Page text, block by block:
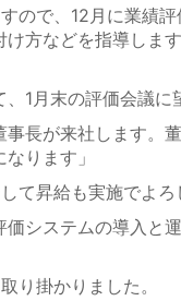
ので、12月に業績
方などを指導しま
、1月末の評価会議に
事長が来社します。
ります」
て昇給も実施でよろ
価システムの導入と
り掛かりました。